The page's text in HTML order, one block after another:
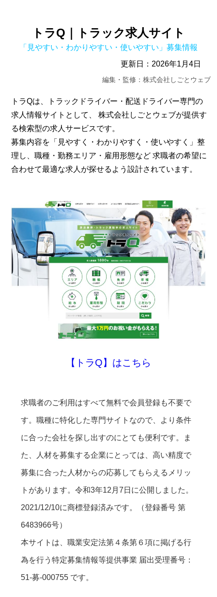
トラQ｜トラック求人サイト
「見やすい・わかりやすい・使いやすい」募集情報
更新日： 2026年1月4日
編集・監修：株式会社しごとウェブ
トラQは、トラックドライバー・配送ドライバー専門の
求人情報サイトとして、 株式会社しごとウェブが提供す
る検索型の求人サービスです。
募集内容を「見やすく・わかりやすく・使いやすく」整
理し、職種・勤務エリア・雇用形態など 求職者の希望に
合わせて最適な求人が探せるよう設計されています。
【トラQ】はこちら
求職者のご利用はすべて無料で会員登録も不要で
す。職種に特化した専門サイトなので、より条件
に合った会社を探し出すのにとても便利です。ま
た、人材を募集する企業にとっては、高い精度で
募集に合った人材からの応募してもらえるメリッ
トがあります。令和3年12月7日に公開しました。
2021/12/10に商標登録済みです。（登録番号 第
6483966号）
本サイトは、職業安定法第４条第６項に掲げる行
為を行う特定募集情報等提供事業 届出受理番号：
51-募-000755 です。